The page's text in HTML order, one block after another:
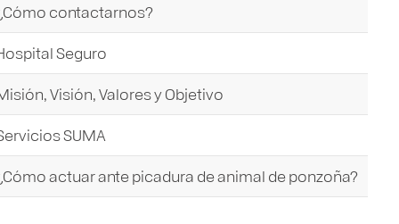
contactarnos?
Seguro
Visión, Valores y Objetivo
SUMA
actuar ante picadura de animal de ponzoña?